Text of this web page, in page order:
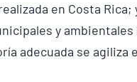
en Costa
y
adecuada se